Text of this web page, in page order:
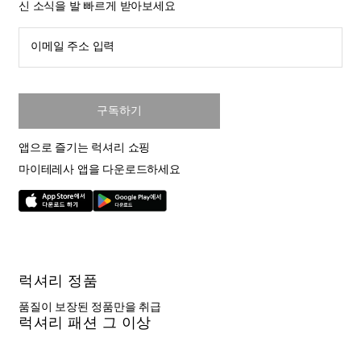
신 소식을 발 빠르게 받아보세요
이메일 주소 입력
구독하기
앱으로 즐기는 럭셔리 쇼핑
마이테레사 앱을 다운로드하세요
럭셔리 정품
품질이 보장된 정품만을 취급
럭셔리 패션 그 이상